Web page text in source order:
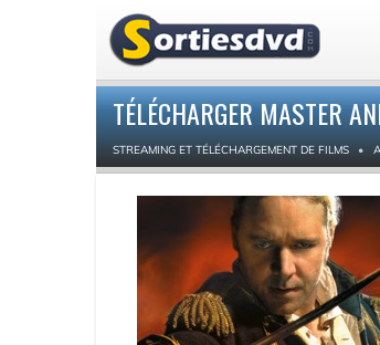
TÉLÉCHARGER MASTER
STREAMING ET TÉLÉCHARGEMENT DE FILMS